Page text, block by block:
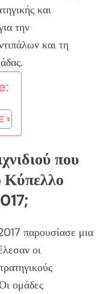
και
την
και τη
που
Κύπελλο
παρουσίασε μια
οι
ομάδες